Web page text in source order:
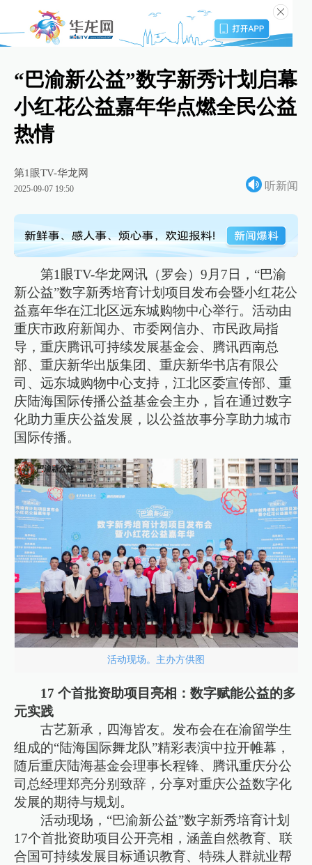
“巴渝新公益”数字新秀计划启幕
小红花公益嘉年华点燃全民公益
热情
第1眼TV-华龙网
2025-09-07 19:50 听新闻
第1眼TV-华龙网讯（罗会）9月7日，“巴渝
新公益”数字新秀培育计划项目发布会暨小红花公
益嘉年华在江北区远东城购物中心举行。活动由
重庆市政府新闻办、市委网信办、市民政局指
导，重庆腾讯可持续发展基金会、腾讯西南总
部、重庆新华出版集团、重庆新华书店有限公
司、远东城购物中心支持，江北区委宣传部、重
庆陆海国际传播公益基金会主办，旨在通过数字
化助力重庆公益发展，以公益故事分享助力城市
国际传播。
活动现场。主办方供图
17 个首批资助项目亮相：数字赋能公益的多
元实践
古艺新承，四海皆友。发布会在在渝留学生
组成的“陆海国际舞龙队”精彩表演中拉开帷幕，
随后重庆陆海基金会理事长程锋、腾讯重庆分公
司总经理郑亮分别致辞，分享对重庆公益数字化
发展的期待与规划。
活动现场，“巴渝新公益”数字新秀培育计划
17个首批资助项目公开亮相，涵盖自然教育、联
合国可持续发展目标通识教育、特殊人群就业帮